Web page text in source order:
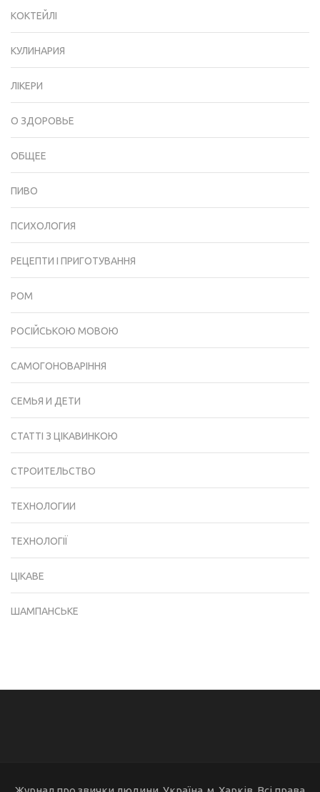
КОКТЕЙЛІ
КУЛИНАРИЯ
ЛІКЕРИ
О ЗДОРОВЬЕ
ОБЩЕЕ
ПИВО
ПСИХОЛОГИЯ
РЕЦЕПТИ І ПРИГОТУВАННЯ
РОМ
РОСІЙСЬКОЮ МОВОЮ
САМОГОНОВАРІННЯ
СЕМЬЯ И ДЕТИ
СТАТТІ З ЦІКАВИНКОЮ
СТРОИТЕЛЬСТВО
ТЕХНОЛОГИИ
ТЕХНОЛОГІЇ
ЦІКАВЕ
ШАМПАНСЬКЕ